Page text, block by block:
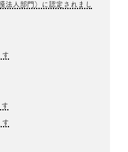
法人部門）に認定されまし
す
す